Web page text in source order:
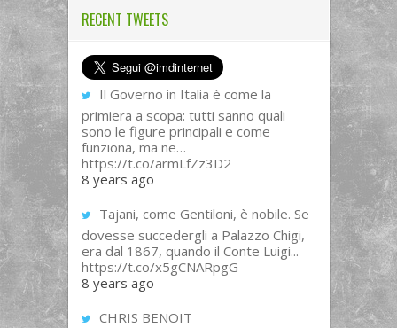
RECENT TWEETS
Il Governo in Italia è come la
primiera a scopa: tutti sanno quali
sono le figure principali e come
funziona, ma ne…
https://t.co/armLfZz3D2
8 years ago
Tajani, come Gentiloni, è nobile. Se
dovesse succedergli a Palazzo Chigi,
era dal 1867, quando il Conte Luigi...
https://t.co/x5gCNARpgG
8 years ago
CHRIS BENOIT